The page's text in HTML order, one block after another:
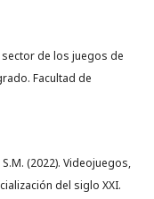
sector de los juegos de
Facultad de
S.M. (2022). Videojuegos,
del siglo XXI.